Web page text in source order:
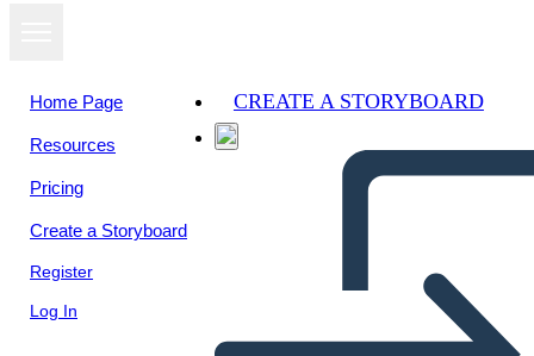
Home Page
Resources
Pricing
Create a Storyboard
Register
Log In
CREATE A STORYBOARD
View as
slideshow